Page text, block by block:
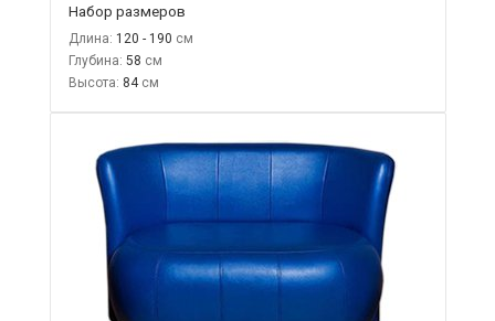
Набор размеров
Длина: 120 - 190
Глубина: 58
Высота: 84